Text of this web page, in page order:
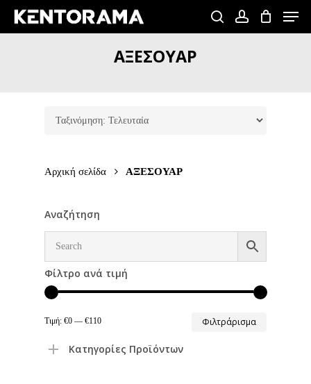
Skip
searchaccount
Menu
ΑΞΕΣΟΥΑΡ
Αρχική σελίδα ΑΞΕΣΟΥΑΡ
Αναζήτηση
Φίλτρο ανά τιμή
Φιλτράρισμα
Τιμή: €0 — €110
Κατηγορίες Προϊόντων